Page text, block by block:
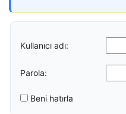
Kullanıcı adı:
Parola:
Beni hatırla